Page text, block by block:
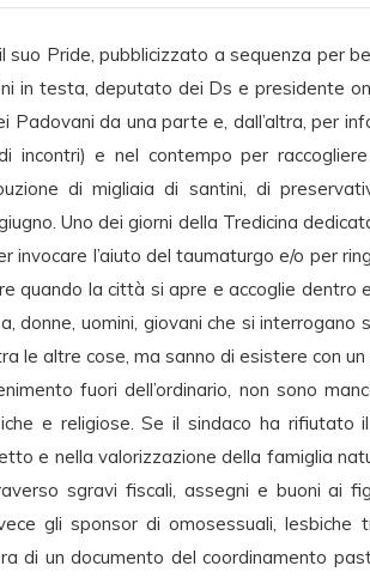
suo Pride, pubblicizzato a sequenza per
in testa, deputato dei Ds e presidente
Padovani da una parte e, dall’altra, per
incontri) e nel contempo per
di migliaia di santini, di
Uno dei giorni della Tredicina
invocare l’aiuto del taumaturgo e/o per
quando la città si apre e accoglie dentro
donne, uomini, giovani che si
le altre cose, ma sanno di esistere con un
fuori dell’ordinario, non sono
e religiose. Se il sindaco ha rifiutato
e nella valorizzazione della famiglia
sgravi fiscali, assegni e buoni ai
gli sponsor di omosessuali, lesbiche
di un documento del coordinamento